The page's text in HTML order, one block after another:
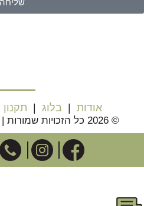
אודות | בלוג | תקנון
© 2026 כל הזכויות שמורות | Powered By Adactive